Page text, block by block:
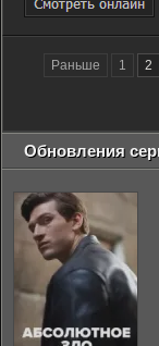
Раньше 1 2
Обновления